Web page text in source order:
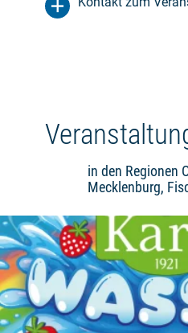
in den Regionen
Mecklenburg,